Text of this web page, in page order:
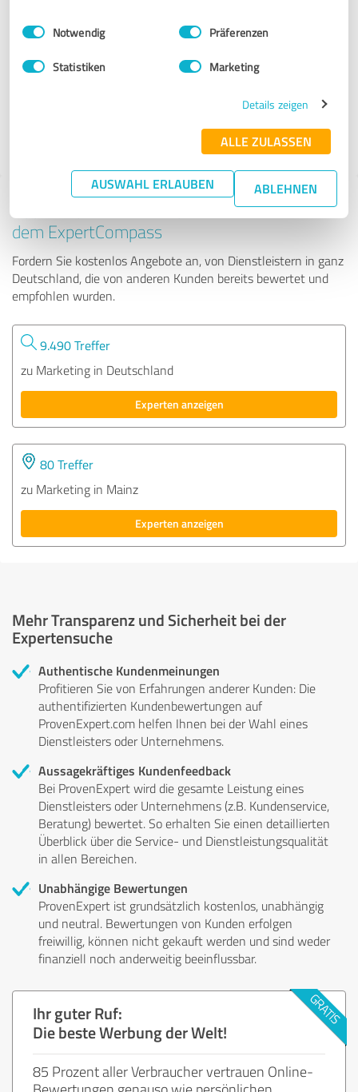
Impressum Datenschutzbestimmungen
Einwilligungsauswahl
Notwendig Präferenzen
Statistiken Marketing
Details zeigen
ALLE ZULASSEN
AUSWAHL ERLAUBEN ABLEHNEN
Tipp: Die passenden Experten finden - mit
dem ExpertCompass
Fordern Sie kostenlos Angebote an, von Dienstleistern in ganz
Deutschland, die von anderen Kunden bereits bewertet und
empfohlen wurden.
9.490 Treffer
zu Marketing in Deutschland
Experten anzeigen
80 Treffer
zu Marketing in Mainz
Experten anzeigen
Mehr Transparenz und Sicherheit bei der
Expertensuche
Authentische Kundenmeinungen
Profitieren Sie von Erfahrungen anderer Kunden: Die
authentifizierten Kundenbewertungen auf
ProvenExpert.com helfen Ihnen bei der Wahl eines
Dienstleisters oder Unternehmens.
Aussagekräftiges Kundenfeedback
Bei ProvenExpert wird die gesamte Leistung eines
Dienstleisters oder Unternehmens (z.B. Kundenservice,
Beratung) bewertet. So erhalten Sie einen detaillierten
Überblick über die Service- und Dienstleistungsqualität
in allen Bereichen.
Unabhängige Bewertungen
ProvenExpert ist grundsätzlich kostenlos, unabhängig
und neutral. Bewertungen von Kunden erfolgen
freiwillig, können nicht gekauft werden und sind weder
finanziell noch anderweitig beeinflussbar.
Ihr guter Ruf:
Die beste Werbung der Welt!
85 Prozent aller Verbraucher vertrauen Online-